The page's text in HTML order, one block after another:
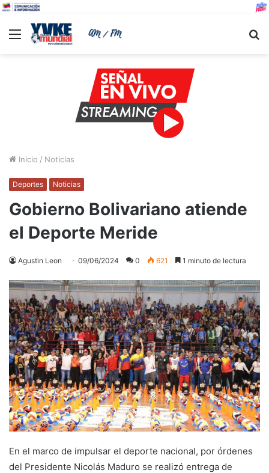
Menu
Inicio / Noticias
Deportes Noticias
Gobierno Bolivariano atiende
el Deporte Meride
Agustin Leon 09/06/2024 0 621 1 minuto de lectura
En el marco de impulsar el deporte nacional, por órdenes
del Presidente Nicolás Maduro se realizó entrega de